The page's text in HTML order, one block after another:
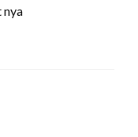
nya